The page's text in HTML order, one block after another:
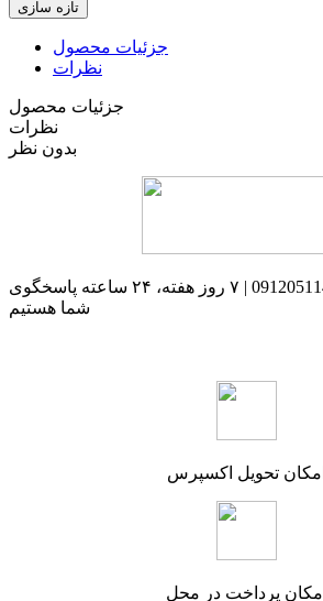
جزئیات محصول
نظرات
جزئیات محصول
نظرات
بدون نظر
تلفن پشتیبانی | 09120511400 | ۷ روز هفته، ۲۴ ساعته پاسخگوی
شما هستیم
امکان تحویل اکسپرس
امکان پرداخت در محل